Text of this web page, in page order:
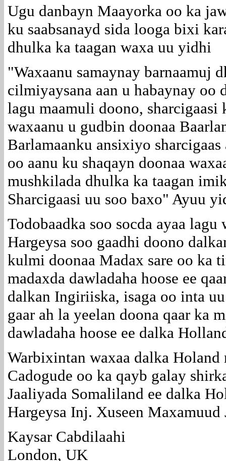
Ugu danbayn Maayorka oo ka
ku saabsanayd sida looga bixi
dhulka ka taagan waxa uu yidhi
"Waxaanu samaynay barnaamuj
cilmiyaysana aan u habaynay oo
lagu maamuli doono, sharcigaasi
waxaanu u gudbin doonaa
Barlamaanku ansixiyo
oo aanu ku shaqayn doonaa
mushkilada dhulka ka taagan
Sharcigaasi uu soo baxo" Ayuu
Todobaadka soo socda ayaa
Hargeysa soo gaadhi doono
kulmi doonaa Madax sare oo ka
madaxda dawladaha hoose ee
dalkan Ingiriiska, isaga oo inta
gaar ah la yeelan doona qaar ka
dawladaha hoose ee dalka
Warbixintan waxaa dalka
Cadogude oo ka qayb galay
Jaaliyada Somaliland ee dalka
Hargeysa Inj. Xuseen
Kaysar Cabdilaahi
London, UK